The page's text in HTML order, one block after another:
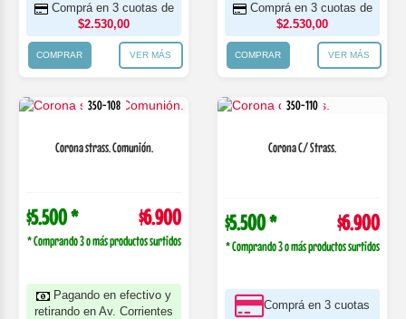
Comprá en 3 cuotas de
$2.530,00
COMPRAR VER MÁS
Comprá en 3 cuotas de
$2.530,00
COMPRAR VER MÁS
350-108
Corona strass. Comunión.
$5.500 * $6.900
* Comprando 3 o más productos surtidos
Pagando en efectivo y
retirando en Av. Corrientes
350-110
Corona C/ Strass.
$5.500 * $6.900
* Comprando 3 o más productos surtidos
Comprá en 3 cuotas